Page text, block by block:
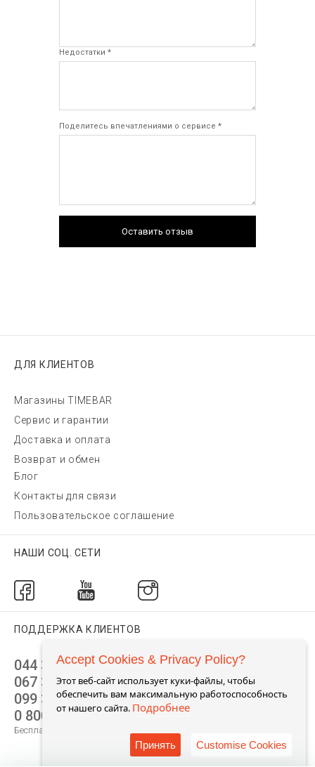
Недостатки *
Поделитесь впечатлениями о сервисе *
Оставить отзыв
ДЛЯ КЛИЕНТОВ
Магазины TIMEBAR
Сервис и гарантии
Доставка и оплата
Возврат и обмен
Блог
Контакты для связи
Пользовательское соглашение
НАШИ СОЦ. СЕТИ
ПОДДЕРЖКА КЛИЕНТОВ
044 392 44 45
067 344 14 44 (viber)
099 399 23 80
0 800 305 805
Бесплатно по Украине
Accept Cookies & Privacy Policy?
Этот веб-сайт использует куки-файлы, чтобы
обеспечить вам максимальную работоспособность
от нашего сайта. Подробнее
Принять Customise Cookies